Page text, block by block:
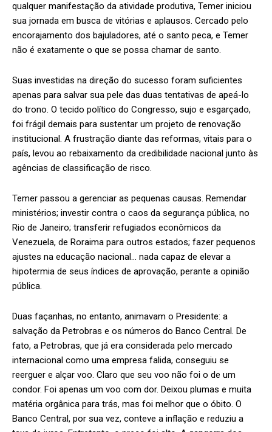
qualquer manifestação da atividade produtiva, Temer iniciou
sua jornada em busca de vitórias e aplausos. Cercado pelo
encorajamento dos bajuladores, até o santo peca, e Temer
não é exatamente o que se possa chamar de santo.
Suas investidas na direção do sucesso foram suficientes
apenas para salvar sua pele das duas tentativas de apeá-lo
do trono. O tecido político do Congresso, sujo e esgarçado,
foi frágil demais para sustentar um projeto de renovação
institucional. A frustração diante das reformas, vitais para o
país, levou ao rebaixamento da credibilidade nacional junto às
agências de classificação de risco.
Temer passou a gerenciar as pequenas causas. Remendar
ministérios; investir contra o caos da segurança pública, no
Rio de Janeiro; transferir refugiados econômicos da
Venezuela, de Roraima para outros estados; fazer pequenos
ajustes na educação nacional… nada capaz de elevar a
hipotermia de seus índices de aprovação, perante a opinião
pública.
Duas façanhas, no entanto, animavam o Presidente: a
salvação da Petrobras e os números do Banco Central. De
fato, a Petrobras, que já era considerada pelo mercado
internacional como uma empresa falida, conseguiu se
reerguer e alçar voo. Claro que seu voo não foi o de um
condor. Foi apenas um voo com dor. Deixou plumas e muita
matéria orgânica para trás, mas foi melhor que o óbito. O
Banco Central, por sua vez, conteve a inflação e reduziu a